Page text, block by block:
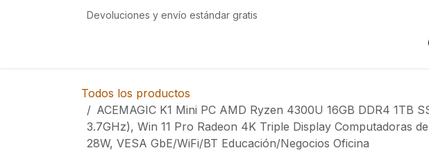
Devoluciones y envío estándar gratis
Todos los productos
ACEMAGIC K1 Mini PC AMD Ryzen 4300U 16GB DDR4 1TB
3.7GHz), Win 11 Pro Radeon 4K Triple Display Computadoras
28W, VESA GbE/WiFi/BT Educación/Negocios Oficina